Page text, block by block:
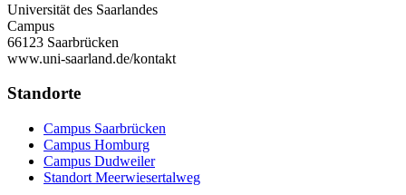
Universität des Saarlandes
Campus
66123 Saarbrücken
www.uni-saarland.de/kontakt
Standorte
Campus Saarbrücken
Campus Homburg
Campus Dudweiler
Standort Meerwiesertalweg